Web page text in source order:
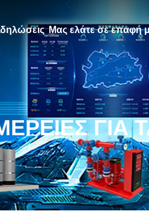
Μας ελάτε σε επαφή
ΓΙΑ